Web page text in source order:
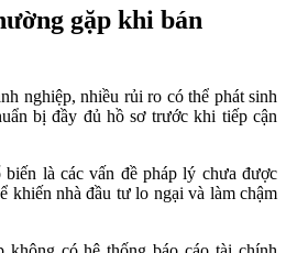
gặp khi bán
nghiệp, nhiều rủi ro có thể phát sinh
bị đầy đủ hồ sơ trước khi tiếp cận
là các vấn đề pháp lý chưa được
khiến nhà đầu tư lo ngại và làm chậm